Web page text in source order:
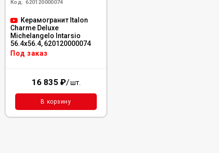
Код: 620120000074
Керамогранит Italon
Charme Deluxe
Michelangelo Intarsio
56.4x56.4, 620120000074
Под заказ
16 835 ₽/шт.
В корзину